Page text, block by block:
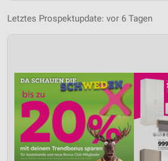
Letztes Prospektupdate: vor 6 Tagen